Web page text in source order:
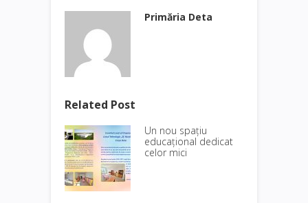
Primăria Deta
Related Post
Un nou spațiu
educațional dedicat
celor mici